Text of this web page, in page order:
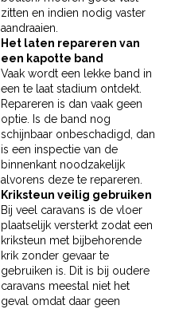
zitten en indien nodig vaster
aandraaien.
Het laten repareren van
een kapotte band
Vaak wordt een lekke band in
een te laat stadium ontdekt.
Repareren is dan vaak geen
optie. Is de band nog
schijnbaar onbeschadigd, dan
is een inspectie van de
binnenkant noodzakelijk
alvorens deze te repareren.
Kriksteun veilig gebruiken
Bij veel caravans is de vloer
plaatselijk versterkt zodat een
kriksteun met bijbehorende
krik zonder gevaar te
gebruiken is. Dit is bij oudere
caravans meestal niet het
geval omdat daar geen